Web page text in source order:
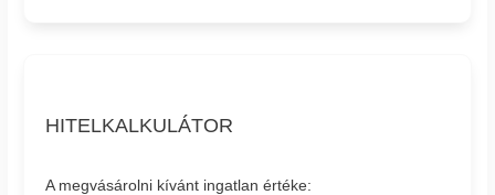
HITELKALKULÁTOR
A megvásárolni kívánt ingatlan értéke: